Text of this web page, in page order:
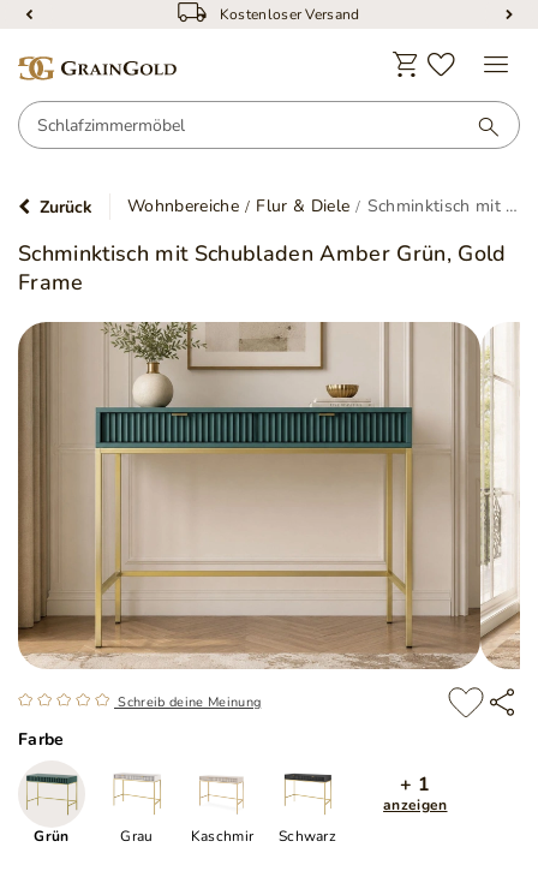
Kostenloser Versand
Zurück Wohnbereiche Flur & Diele Schminktisch mit Schubladen Amber Grün, Gold Frame
Schminktisch mit Schubladen Amber Grün, Gold
Frame
Schreib deine Meinung
Farbe
Grün Grau Kaschmir Schwarz
+ 1
anzeigen